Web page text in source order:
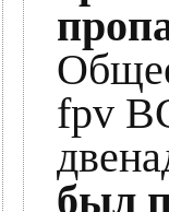
fpv
был